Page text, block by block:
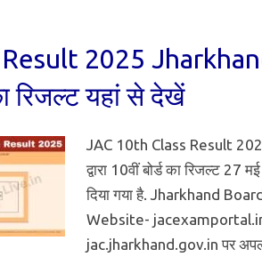
2025
रिजल्ट यहां से देखें
JAC 10th Class Result
द्वारा 10वीं बोर्ड का रिजल्ट
दिया गया है. Jharkhand
Website-
jac.jharkhand.gov.in पर